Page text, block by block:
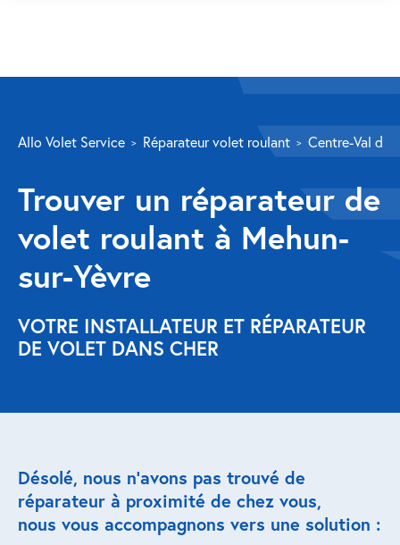
Volet roulant
Réparation
Volet roulant Velux
Au-delà de la fenêtre
Réparation store banne
Réparation portail
Modernisation et domotique
Centralisation volets roulants
Allo Volet Service Réparateur volet roulant Centre-Val de
Trouver un réparateur de
volet roulant à Mehun-
sur-Yèvre
VOTRE INSTALLATEUR ET RÉPARATEUR
DE VOLET DANS CHER
Désolé, nous n’avons pas trouvé de
réparateur à proximité de chez vous,
nous vous accompagnons vers une solution :